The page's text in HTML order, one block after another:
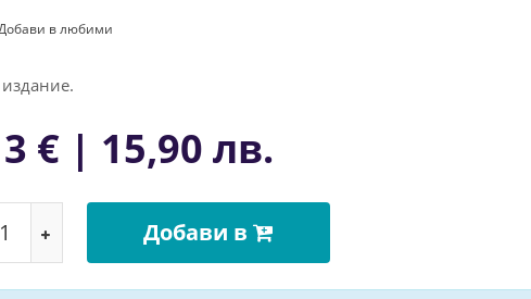
в любими
€ | 15,90 лв.
Добави в